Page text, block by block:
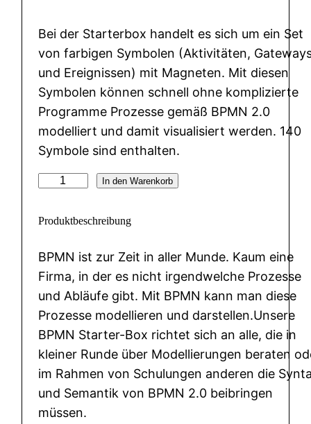
Bei der Starterbox handelt es sich um ein Set
von farbigen Symbolen (Aktivitäten,
und Ereignissen) mit Magneten. Mit diesen
Symbolen können schnell ohne komplizierte
Programme Prozesse gemäß BPMN 2.0
modelliert und damit visualisiert werden. 140
Symbole sind enthalten.
M
S
t
a
r
t
e
r
b
o
In den Warenkorb
Produktbeschreibung
BPMN ist zur Zeit in aller Munde. Kaum eine
Firma, in der es nicht irgendwelche Prozesse
und Abläufe gibt. Mit BPMN kann man diese
Prozesse modellieren und darstellen.Unsere
BPMN Starter-Box richtet sich an alle, die in
kleiner Runde über Modellierungen beraten
im Rahmen von Schulungen anderen die
und Semantik von BPMN 2.0 beibringen
müssen.